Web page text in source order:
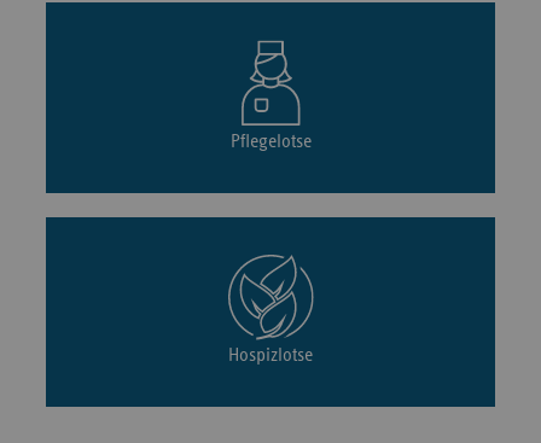
Pflegelotse
Hospizlotse